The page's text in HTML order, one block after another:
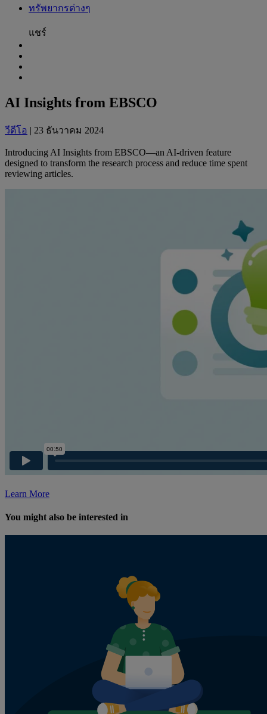
ทรัพยากรต่างๆ
แชร์
AI Insights from EBSCO
วีดีโอ | 23 ธันวาคม 2024
Introducing AI Insights from EBSCO—an AI-driven feature
designed to transform the research process and reduce time spent
reviewing articles.
Learn More
You might also be interested in